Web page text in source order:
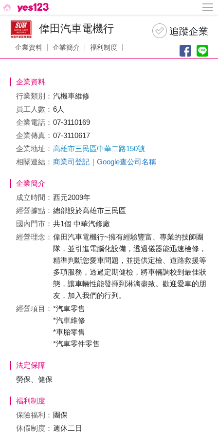
偉田汽車電機行
企業資料 企業簡介 福利制度
企業資料
行業類別： 汽機車維修
員工人數： 6人
企業電話： 07-3110169
企業傳真： 07-3110617
企業地址： 高雄市三民區中華二路150號
相關連結： 商業司登記 ｜ Google查公司名稱
企業簡介
成立時間： 西元2009年
經營據點： 總部設於高雄市三民區
國內門市： 共1個 中華汽修廠
經營理念： 偉田汽車電機行~擁有經驗豐富、專業的技師團
隊，並引進電腦化設備，透過儀器能迅速檢修，
精準判斷您愛車問題，並提供定檢、道路救援等
多項服務，透過定期健檢，將車輛調校到最佳狀
態，讓車輛性能發揮到淋漓盡致。歡迎愛車的朋
友，加入我們的行列。
經營項目： *汽車零售
*汽車維修
*車胎零售
*汽車零件零售
法定保障
勞保、健保
福利制度
保險福利： 團保
休假制度： 週休二日